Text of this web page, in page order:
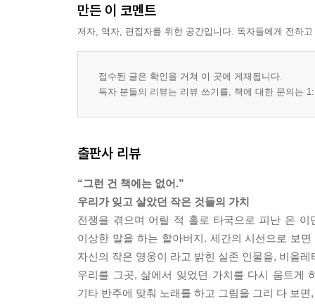
만든 이 코멘트
저자, 역자, 편집자를 위한 공간입니다. 독자들에게 전하
접수된 글은 확인을 거쳐 이 곳에 게재됩니다.
독자 분들의 리뷰는 리뷰 쓰기를, 책에 대한 문의는
출판사 리뷰
“그런 건 책에는 없어.”
우리가 잊고 살았던 작은 것들의 가치
전쟁을 겪으며 어릴 적 홀로 타국으로 피난 온
이상한 말을 하는 할아버지. 세간의 시선으로 보
자신의 작은 영웅이 라고 밝힌 실존 인물을, 비올
우리를 그곳, 삶에서 잊었던 가치를 다시 움트게
기타 반주에 맞춰 노래를 하고 그림을 그리 다 보